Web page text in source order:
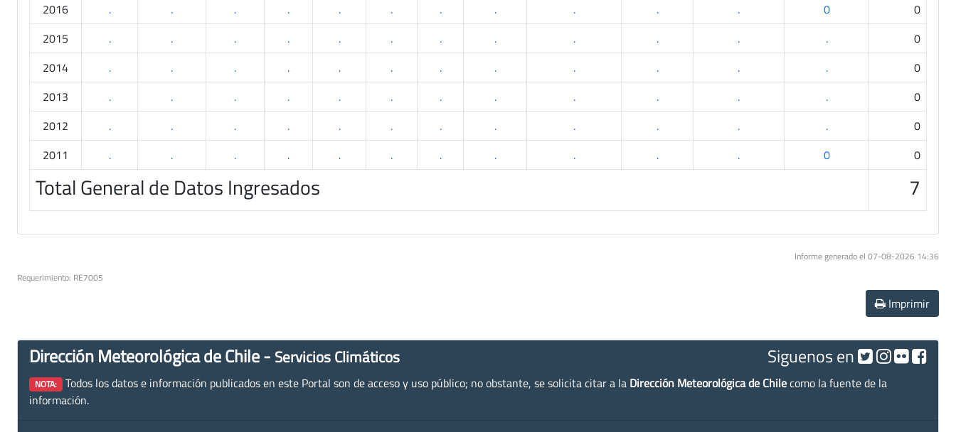
2016
. . . . . . . . . . . 0
0
2015
. . . . . . . . . . . .
0
2014
. . . . . . . . . . . .
0
2013
. . . . . . . . . . . .
0
2012
. . . . . . . . . . . .
0
2011
. . . . . . . . . . . 0 0
Total General de Datos Ingresados 7
Informe generado el 07-08-2026 14:36
Requerimiento: RE7005
Imprimir
Dirección Meteorológica de Chile - Servicios Climáticos Siguenos en
NOTA: Todos los datos e información publicados en este Portal son de acceso y uso público; no obstante, se solicita citar a la Dirección Meteorológica de Chilecomo la fuente de la
información.